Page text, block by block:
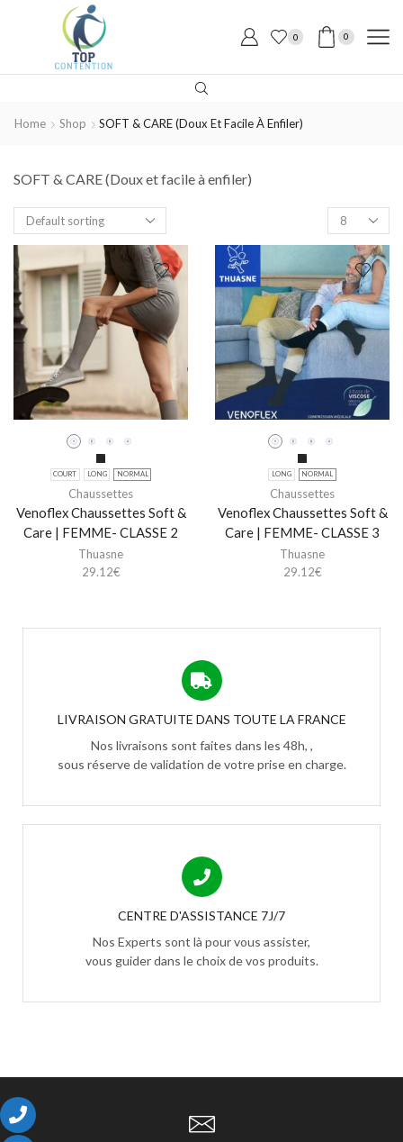
0 0
Home Shop SOFT & CARE (Doux Et Facile À Enfiler)
SOFT & CARE (Doux et facile à enfiler)
COURT LONG NORMAL
Chaussettes
Venoflex Chaussettes Soft &
Care | FEMME- CLASSE 2
Thuasne
29.12€
LONG NORMAL
Chaussettes
Venoflex Chaussettes Soft &
Care | FEMME- CLASSE 3
Thuasne
29.12€
LIVRAISON GRATUITE DANS TOUTE LA FRANCE
Nos livraisons sont faites dans les 48h, ,
sous réserve de validation de votre prise en charge.
CENTRE D'ASSISTANCE 7J/7
Nos Experts sont là pour vous assister,
vous guider dans le choix de vos produits.